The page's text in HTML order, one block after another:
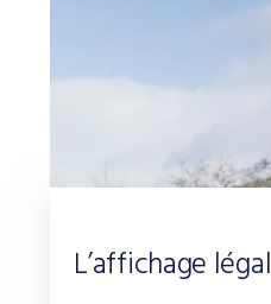
L’affichage légal